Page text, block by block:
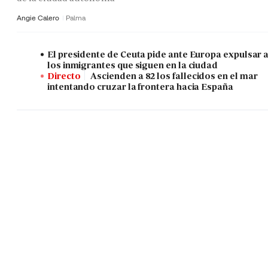
Angie Calero Palma
El presidente de Ceuta pide ante Europa expulsar
los inmigrantes que siguen en la ciudad
Directo
Ascienden a 82 los fallecidos en el mar
intentando cruzar la frontera hacia España